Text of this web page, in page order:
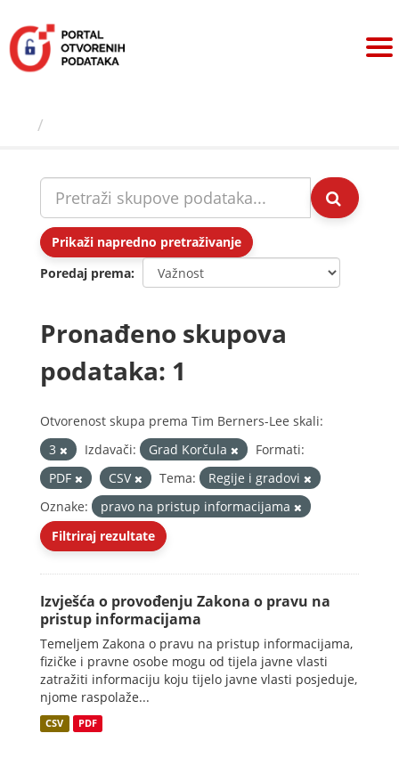
sadržaj
Prikaži napredno pretraživanje
Poredaj prema
Pronađeno skupova
podataka: 1
Otvorenost skupa prema Tim Berners-Lee skali:
3
Izdavači: Grad Korčula
Formati:
PDF
CSV Tema:
Regije i gradovi
Oznake:
pravo na pristup informacijama
Filtriraj rezultate
Izvješća o provođenju Zakona o pravu na
pristup informacijama
Temeljem Zakona o pravu na pristup informacijama,
fizičke i pravne osobe mogu od tijela javne vlasti
zatražiti informaciju koju tijelo javne vlasti posjeduje,
njome raspolaže...
CSV PDF